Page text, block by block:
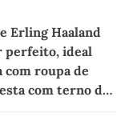
Erling Haaland
perfeito, ideal
com roupa de
com terno de